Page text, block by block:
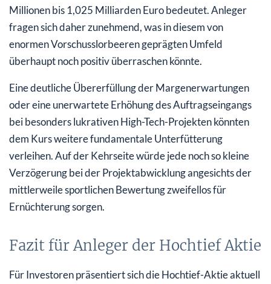
Millionen bis 1,025 Milliarden Euro bedeutet. Anleger
fragen sich daher zunehmend, was in diesem von
enormen Vorschusslorbeeren geprägten Umfeld
überhaupt noch positiv überraschen könnte.
Eine deutliche Übererfüllung der Margenerwartungen
oder eine unerwartete Erhöhung des Auftragseingangs
bei besonders lukrativen High-Tech-Projekten könnten
dem Kurs weitere fundamentale Unterfütterung
verleihen. Auf der Kehrseite würde jede noch so kleine
Verzögerung bei der Projektabwicklung angesichts der
mittlerweile sportlichen Bewertung zweifellos für
Ernüchterung sorgen.
Fazit für Anleger der Hochtief Aktie
Für Investoren präsentiert sich die Hochtief-Aktie aktuell